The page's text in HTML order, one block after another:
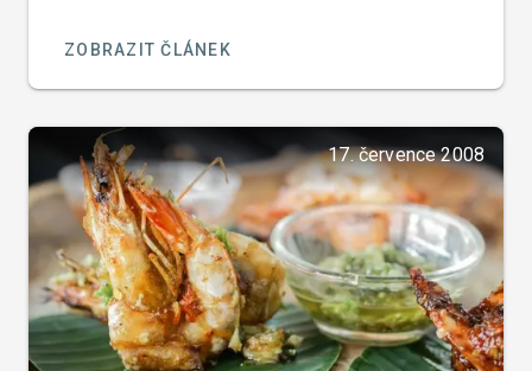
ZOBRAZIT ČLÁNEK
17. července 2008